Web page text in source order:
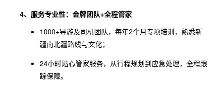
4、服务专业性：金牌团队+全程管家
1000+导游及司机团队，每年2个月专项培训，熟悉新
疆南北疆路线与文化；
24小时贴心管家服务，从行程规划到应急处理，全程跟
踪保障。